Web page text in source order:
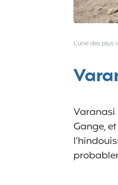
L’une des
Varanasi
Gange,